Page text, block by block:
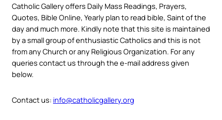
Catholic Gallery offers Daily Mass Readings, Prayers,
Quotes, Bible Online, Yearly plan to read bible, Saint of the
day and much more. Kindly note that this site is maintained
by a small group of enthusiastic Catholics and this is not
from any Church or any Religious Organization. For any
queries contact us through the e-mail address given
below.
Contact us: info@catholicgallery.org